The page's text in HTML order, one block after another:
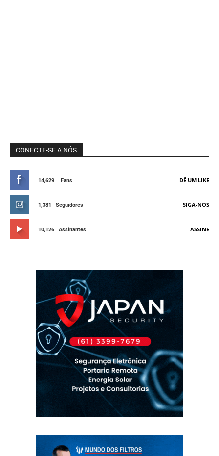
CONECTE-SE A NÓS
14,629 Fans DÊ UM LIKE
1,381 Seguidores SIGA-NOS
10,126 Assinantes ASSINE